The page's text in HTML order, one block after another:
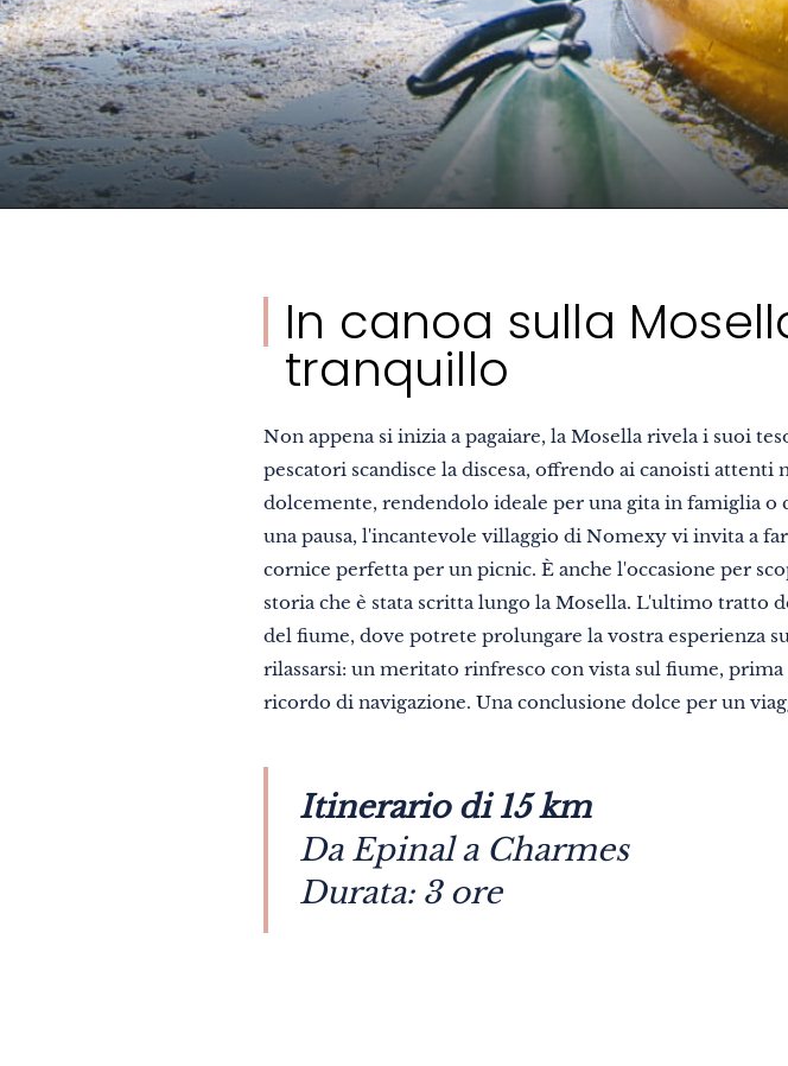
#EstSideStory
Estate
In famiglia
In due
Cultura & patrimonio
Viaggio responsabile
In canoa sulla
tranquillo
Non appena si inizia a pagaiare, la Mosella rivela i suoi
pescatori scandisce la discesa, offrendo ai canoisti
dolcemente, rendendolo ideale per una gita in famiglia
una pausa, l'incantevole villaggio di Nomexy vi invita a
cornice perfetta per un picnic. È anche l'occasione per
storia che è stata scritta lungo la Mosella. L'ultimo tratto
del fiume, dove potrete prolungare la vostra esperienza
rilassarsi: un meritato rinfresco con vista sul fiume,
ricordo di navigazione. Una conclusione dolce per un
Itinerario di 15 km
Da Epinal a Charmes
Durata: 3 ore